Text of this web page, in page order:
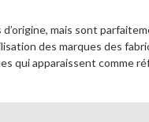
mais sont
des marques des
qui apparaissent comme